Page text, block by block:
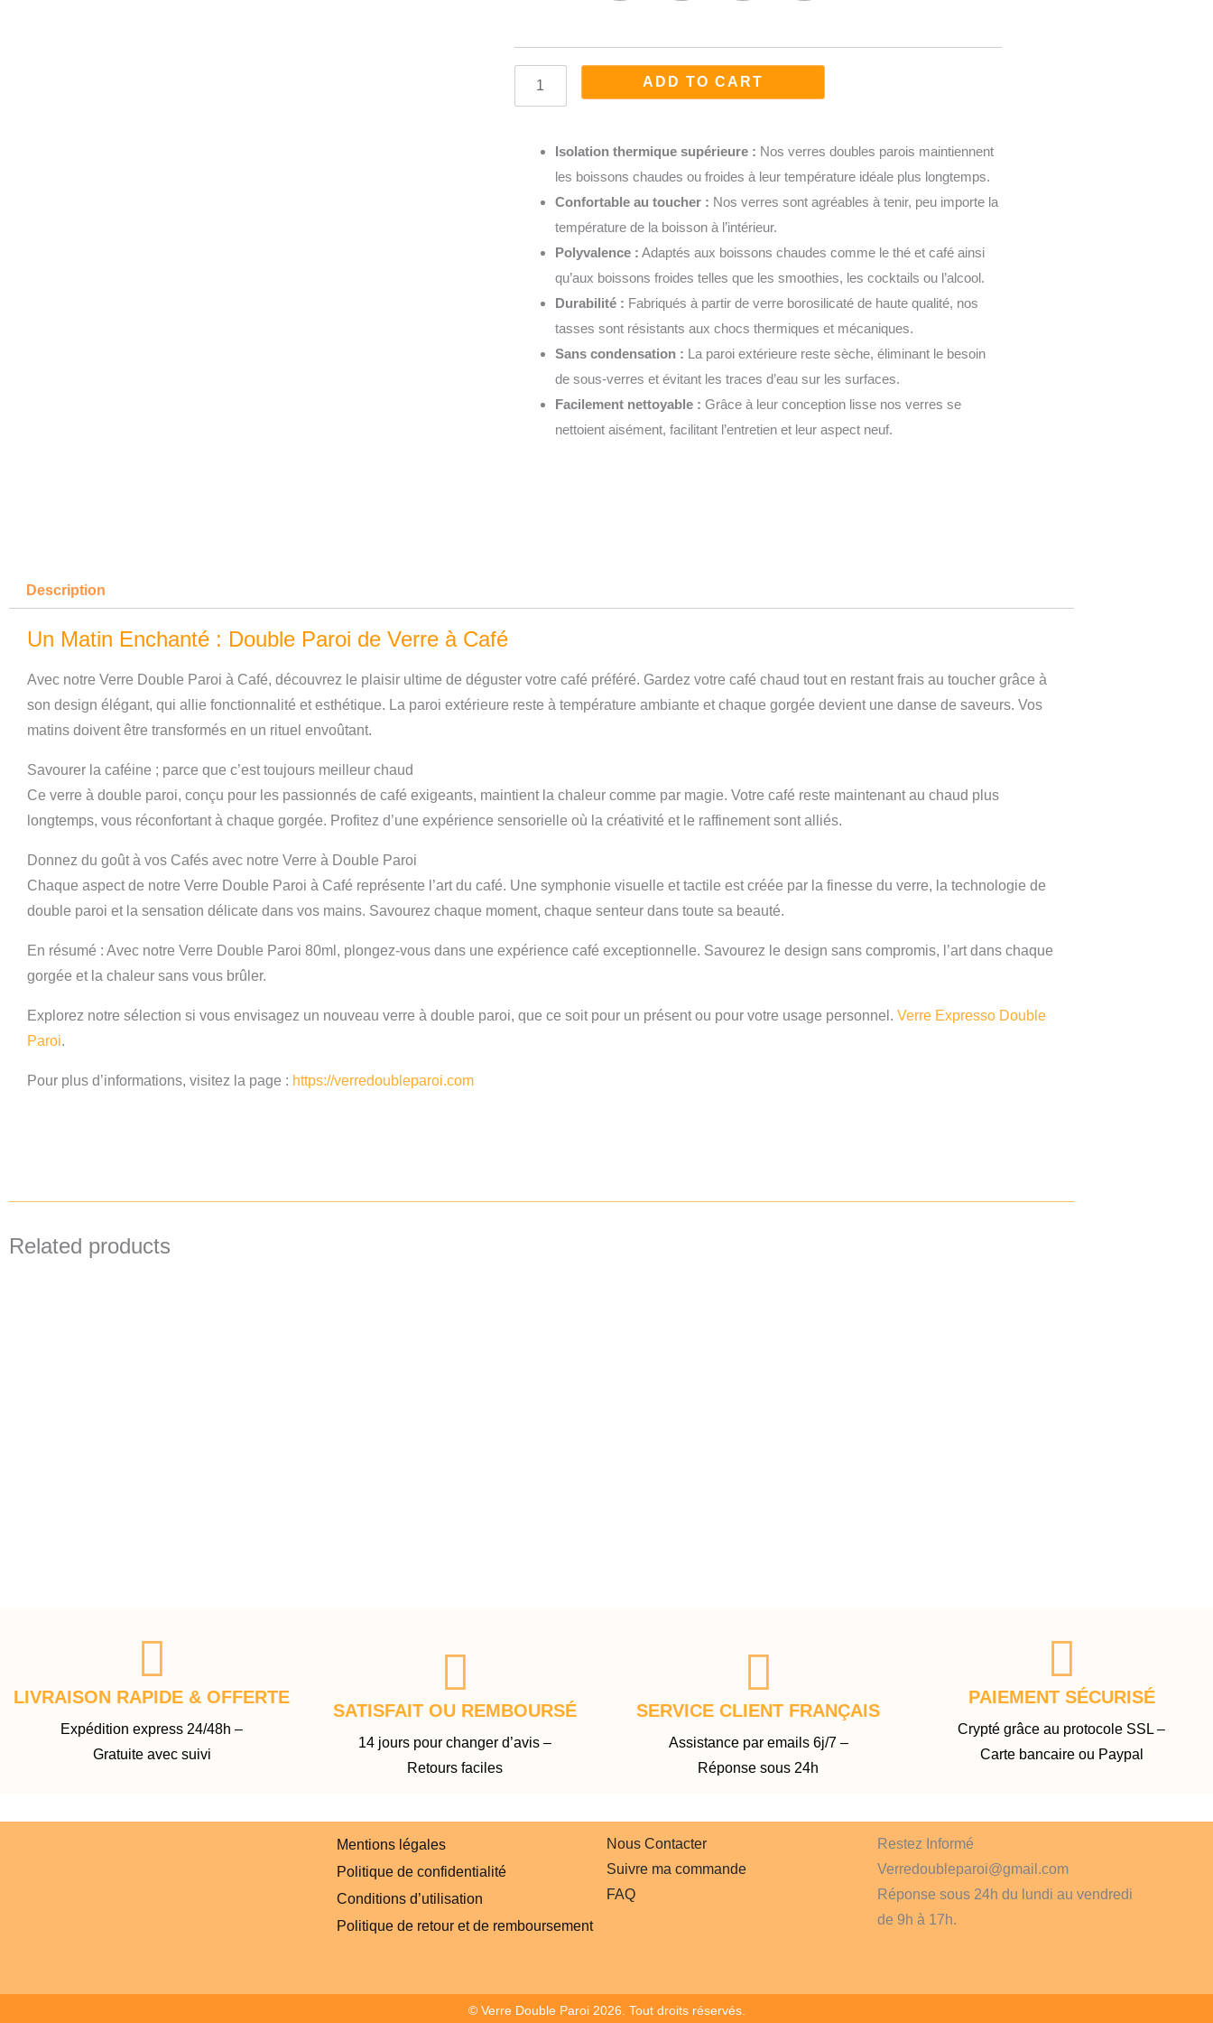
Paroi
quantity
ADD TO CART
Isolation thermique supérieure : Nos verres doubles parois maintiennent
les boissons chaudes ou froides à leur température idéale plus longtemps.
Confortable au toucher : Nos verres sont agréables à tenir, peu importe la
température de la boisson à l’intérieur.
Polyvalence : Adaptés aux boissons chaudes comme le thé et café ainsi
qu’aux boissons froides telles que les smoothies, les cocktails ou l’alcool.
Durabilité : Fabriqués à partir de verre borosilicaté de haute qualité, nos
tasses sont résistants aux chocs thermiques et mécaniques.
Sans condensation : La paroi extérieure reste sèche, éliminant le besoin
de sous-verres et évitant les traces d’eau sur les surfaces.
Facilement nettoyable : Grâce à leur conception lisse nos verres se
nettoient aisément, facilitant l’entretien et leur aspect neuf.
Description
Un Matin Enchanté : Double Paroi de Verre à Café
Avec notre Verre Double Paroi à Café, découvrez le plaisir ultime de déguster votre café préféré. Gardez votre café chaud tout en restant frais au toucher grâce à
son design élégant, qui allie fonctionnalité et esthétique. La paroi extérieure reste à température ambiante et chaque gorgée devient une danse de saveurs. Vos
matins doivent être transformés en un rituel envoûtant.
Savourer la caféine ; parce que c’est toujours meilleur chaud
Ce verre à double paroi, conçu pour les passionnés de café exigeants, maintient la chaleur comme par magie. Votre café reste maintenant au chaud plus
longtemps, vous réconfortant à chaque gorgée. Profitez d’une expérience sensorielle où la créativité et le raffinement sont alliés.
Donnez du goût à vos Cafés avec notre Verre à Double Paroi
Chaque aspect de notre Verre Double Paroi à Café représente l’art du café. Une symphonie visuelle et tactile est créée par la finesse du verre, la technologie de
double paroi et la sensation délicate dans vos mains. Savourez chaque moment, chaque senteur dans toute sa beauté.
En résumé : Avec notre Verre Double Paroi 80ml, plongez-vous dans une expérience café exceptionnelle. Savourez le design sans compromis, l’art dans chaque
gorgée et la chaleur sans vous brûler.
Explorez notre sélection si vous envisagez un nouveau verre à double paroi, que ce soit pour un présent ou pour votre usage personnel. Verre Expresso Double
Paroi.
Pour plus d’informations, visitez la page : https://verredoubleparoi.com
Related products
LIVRAISON RAPIDE & OFFERTE
Expédition express 24/48h –
Gratuite avec suivi
SATISFAIT OU REMBOURSÉ
14 jours pour changer d’avis –
Retours faciles
SERVICE CLIENT FRANÇAIS
Assistance par emails 6j/7 –
Réponse sous 24h
PAIEMENT SÉCURISÉ
Crypté grâce au protocole SSL –
Carte bancaire ou Paypal
Mentions légales
Politique de confidentialité
Conditions d’utilisation
Politique de retour et de remboursement
Nous Contacter
Suivre ma commande
FAQ
Restez Informé
Verredoubleparoi@gmail.com
Réponse sous 24h du lundi au vendredi
de 9h à 17h.
© Verre Double Paroi 2026. Tout droits réservés.